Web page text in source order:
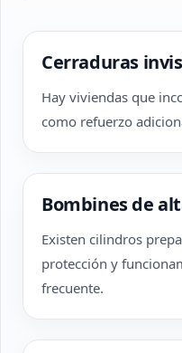
Cerraduras
Hay viviendas que
como refuerzo
Bombines de
Existen cilindros
protección y
frecuente.